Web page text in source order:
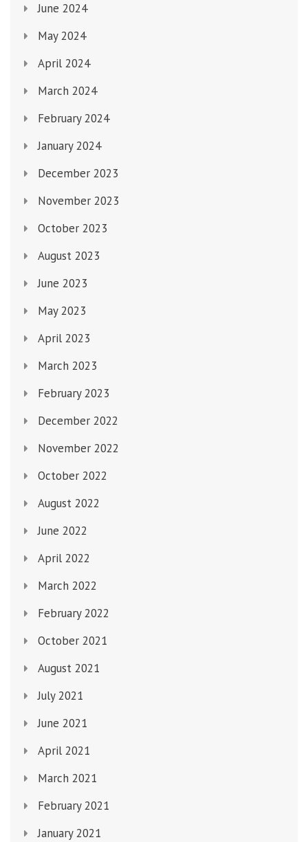
June 2024
May 2024
April 2024
March 2024
February 2024
January 2024
December 2023
November 2023
October 2023
August 2023
June 2023
May 2023
April 2023
March 2023
February 2023
December 2022
November 2022
October 2022
August 2022
June 2022
April 2022
March 2022
February 2022
October 2021
August 2021
July 2021
June 2021
April 2021
March 2021
February 2021
January 2021